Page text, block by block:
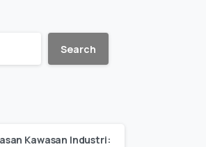
Search
Kawasan Industri: